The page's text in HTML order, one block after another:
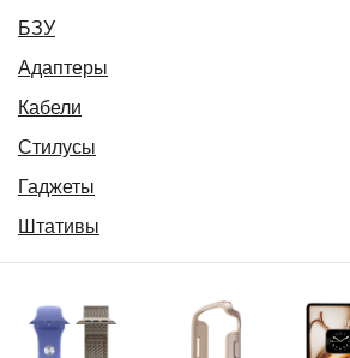
Адаптеры
Кабели
БЗУ
Стилусы
Гаджеты
Штативы